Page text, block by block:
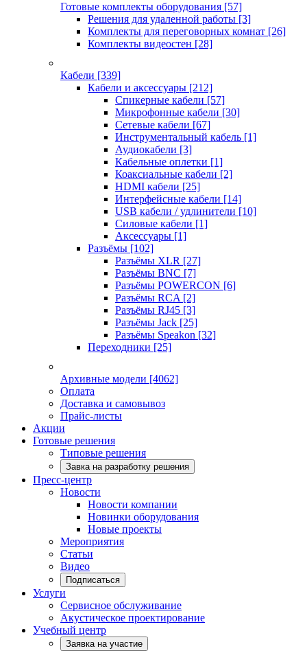
Готовые комплекты оборудования [57]
Решения для удаленной работы [3]
Комплекты для переговорных комнат [26]
Комплекты видеостен [28]
Кабели [339]
Кабели и аксессуары [212]
Спикерные кабели [57]
Микрофонные кабели [30]
Сетевые кабели [67]
Инструментальный кабель [1]
Аудиокабели [3]
Кабельные оплетки [1]
Коаксиальные кабели [2]
HDMI кабели [25]
Интерфейсные кабели [14]
USB кабели / удлинители [10]
Силовые кабели [1]
Аксессуары [1]
Разъёмы [102]
Разъёмы XLR [27]
Разъёмы BNC [7]
Разъёмы POWERCON [6]
Разъёмы RCA [2]
Разъёмы RJ45 [3]
Разъёмы Jack [25]
Разъёмы Speakon [32]
Переходники [25]
Архивные модели [4062]
Оплата
Доставка и самовывоз
Прайс-листы
Акции
Готовые решения
Типовые решения
Завка на разработку решения
Пресс-центр
Новости
Новости компании
Новинки оборудования
Новые проекты
Мероприятия
Статьи
Видео
Подписаться
Услуги
Сервисное обслуживание
Акустическое проектирование
Учебный центр
Заявка на участие